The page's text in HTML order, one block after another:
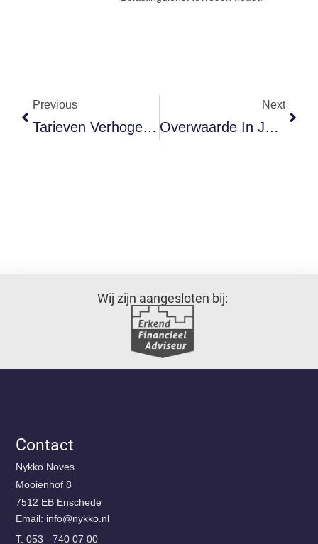
Previous
Tarieven Verhogen? Zo Blijf Je Klanten Houden Én Krijg Je Er Betere Bij
Next
Overwaarde In Je Huis: Hoe Maak Je Er Gebruik Van?
Wij zijn aangesloten bij:
Contact
Nykko Noves
Mooienhof 8
7512 EB Enschede
Email:
ln.okkyn
@ofni
T: 053 - 740 07 00